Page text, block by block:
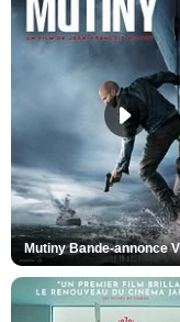
Mutiny Bande-annonce